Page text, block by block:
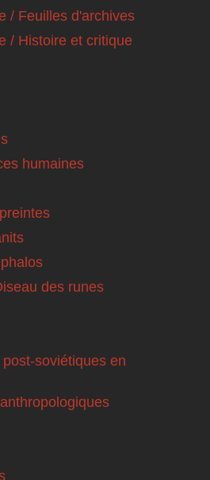
/ Feuilles d'archives
/ Histoire et critique
humaines
des runes
soviétiques en